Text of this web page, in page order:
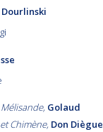
Dourlinski
Golaud
Chimène, Don Diègue